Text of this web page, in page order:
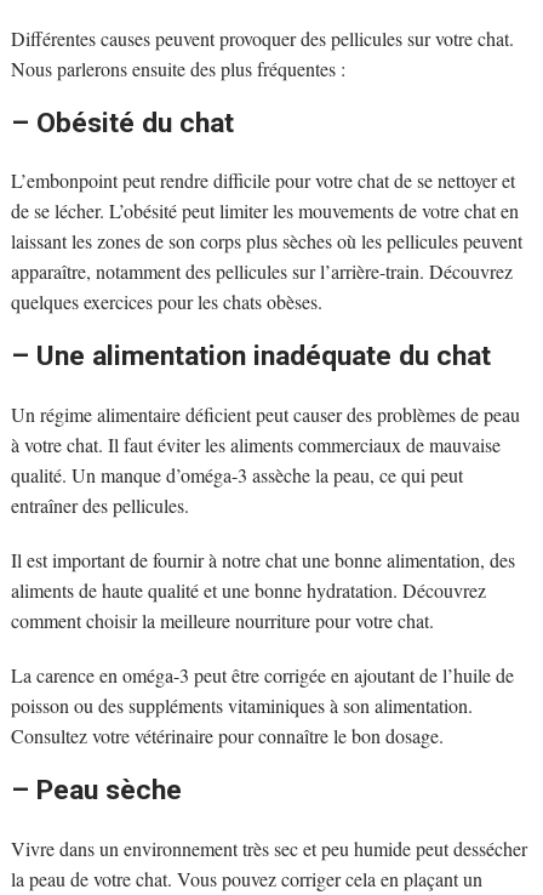
Différentes causes peuvent provoquer des pellicules sur votre chat.
Nous parlerons ensuite des plus fréquentes :
– Obésité du chat
L’embonpoint peut rendre difficile pour votre chat de se nettoyer et
de se lécher. L’obésité peut limiter les mouvements de votre chat en
laissant les zones de son corps plus sèches où les pellicules peuvent
apparaître, notamment des pellicules sur l’arrière-train. Découvrez
quelques exercices pour les chats obèses.
– Une alimentation inadéquate du chat
Un régime alimentaire déficient peut causer des problèmes de peau
à votre chat. Il faut éviter les aliments commerciaux de mauvaise
qualité. Un manque d’oméga-3 assèche la peau, ce qui peut
entraîner des pellicules.
Il est important de fournir à notre chat une bonne alimentation, des
aliments de haute qualité et une bonne hydratation. Découvrez
comment choisir la meilleure nourriture pour votre chat.
La carence en oméga-3 peut être corrigée en ajoutant de l’huile de
poisson ou des suppléments vitaminiques à son alimentation.
Consultez votre vétérinaire pour connaître le bon dosage.
– Peau sèche
Vivre dans un environnement très sec et peu humide peut dessécher
la peau de votre chat. Vous pouvez corriger cela en plaçant un